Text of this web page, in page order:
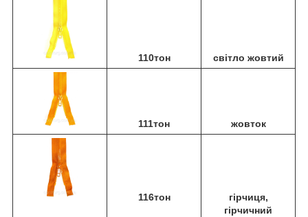
110тон світло жовтий
111тон жовток
116тон
гірчиця,
гірчичний